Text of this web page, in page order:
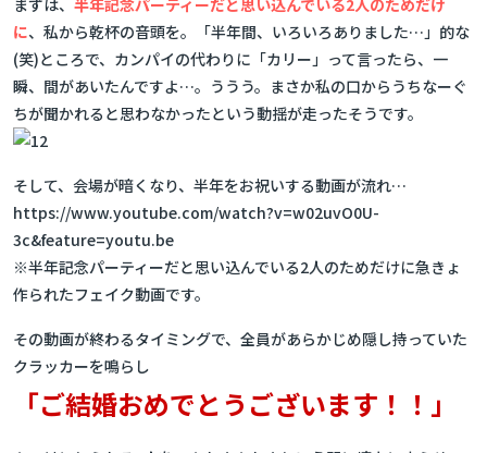
まずは、 半年記念パーティーだと思い込んでいる2人のためだけ
に、私から乾杯の音頭を。「半年間、いろいろありました…」的な
(笑)ところで、カンパイの代わりに「カリー」って言ったら、一
瞬、間があいたんですよ…。ううう。まさか私の口からうちなーぐ
ちが聞かれると思わなかったという動揺が走ったそうです。
そして、会場が暗くなり、半年をお祝いする動画が流れ…
https://www.youtube.com/watch?v=w02uvO0U-
3c&feature=youtu.be
※半年記念パーティーだと思い込んでいる2人のためだけに急きょ
作られたフェイク動画です。
その動画が終わるタイミングで、全員があらかじめ隠し持っていた
クラッカーを鳴らし
「ご結婚おめでとうございます！！」